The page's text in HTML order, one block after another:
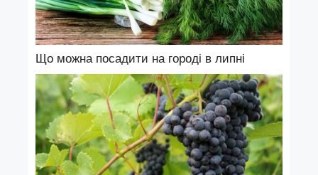
Що можна посадити на городі в липні